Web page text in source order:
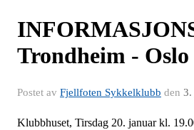
Trondheim - Oslo
Postet av Fjellfoten Sykkelklubb den 3.
Klubbhuset, Tirsdag 20. januar kl.